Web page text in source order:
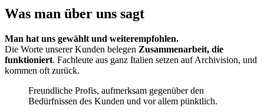
Was man über uns sagt
Man hat uns gewählt und weiterempfohlen.
Die Worte unserer Kunden belegen Zusammenarbeit, die
funktioniert. Fachleute aus ganz Italien setzen auf Archivision, und
kommen oft zurück.
Freundliche Profis, aufmerksam gegenüber den
Bedürfnissen des Kunden und vor allem pünktlich.